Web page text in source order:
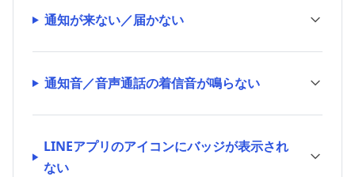
通知が来ない／届かない
通知音／音声通話の着信音が鳴らない
LINEアプリのアイコンにバッジが表示され
ない